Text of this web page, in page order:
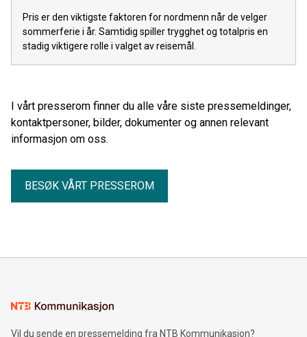
Pris er den viktigste faktoren for nordmenn når de velger
sommerferie i år. Samtidig spiller trygghet og totalpris en
stadig viktigere rolle i valget av reisemål.
I vårt presserom finner du alle våre siste pressemeldinger,
kontaktpersoner, bilder, dokumenter og annen relevant
informasjon om oss.
BESØK VÅRT PRESSEROM
Vil du sende en pressemelding fra NTB Kommunikasjon?